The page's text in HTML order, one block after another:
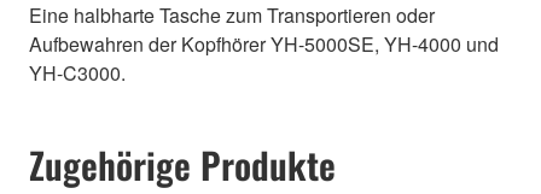
Eine halbharte Tasche zum Transportieren oder
Aufbewahren der Kopfhörer YH-5000SE, YH-4000 und
YH-C3000.
Zugehörige Produkte